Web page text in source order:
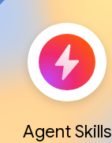
Agent Skills